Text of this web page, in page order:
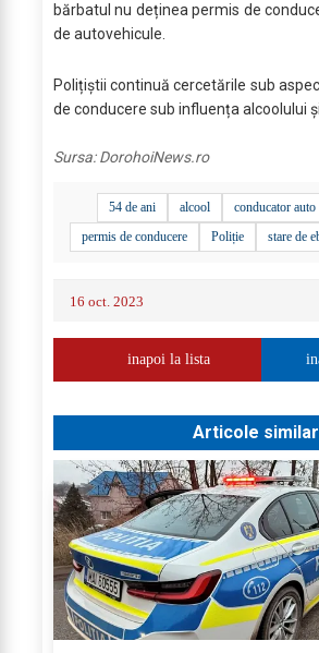
bărbatul nu deținea permis de
de autovehicule.
Polițiștii continuă cercetările sub
de conducere sub influența alcoolului
Sursa:DorohoiNews.ro
54 de ani alcool conducator auto
permis de conducere
Poliție stare de
16 oct. 2023
inapoi la lista
Articole